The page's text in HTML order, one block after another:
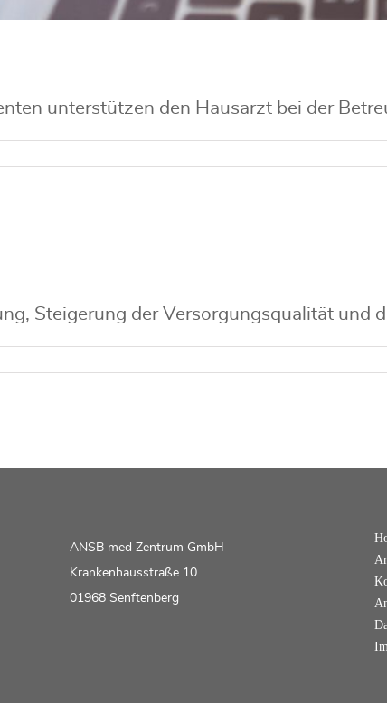
unterstützen den Hausarzt bei der
Steigerung der Versorgungsqualität und
ANSB med Zentrum GmbH
Krankenhausstraße 10
01968 Senftenberg